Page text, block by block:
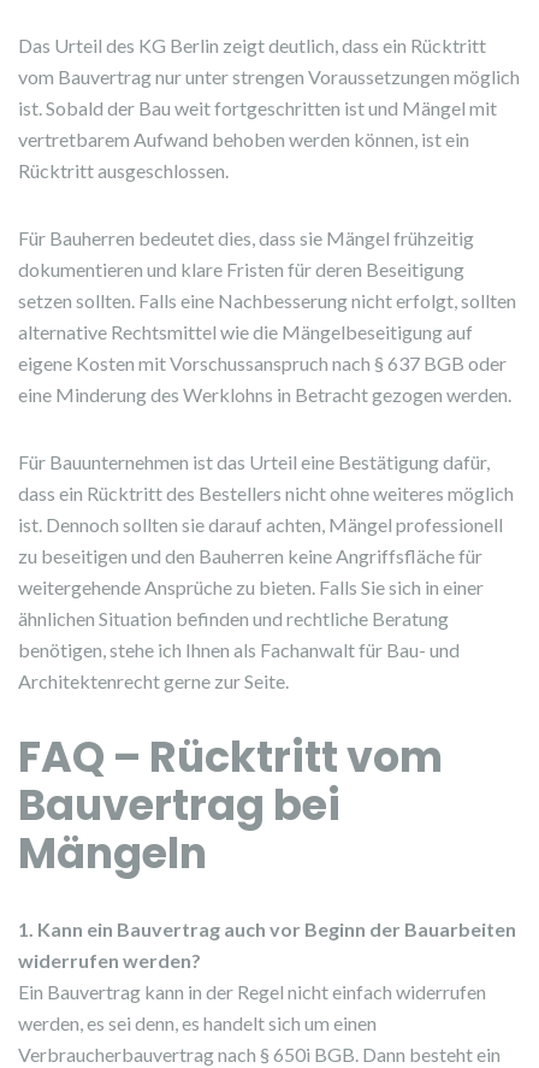
Das Urteil des KG Berlin zeigt deutlich, dass ein Rücktritt
vom Bauvertrag nur unter strengen Voraussetzungen möglich
ist. Sobald der Bau weit fortgeschritten ist und Mängel mit
vertretbarem Aufwand behoben werden können, ist ein
Rücktritt ausgeschlossen.
Für Bauherren bedeutet dies, dass sie Mängel frühzeitig
dokumentieren und klare Fristen für deren Beseitigung
setzen sollten. Falls eine Nachbesserung nicht erfolgt, sollten
alternative Rechtsmittel wie die Mängelbeseitigung auf
eigene Kosten mit Vorschussanspruch nach § 637 BGB oder
eine Minderung des Werklohns in Betracht gezogen werden.
Für Bauunternehmen ist das Urteil eine Bestätigung dafür,
dass ein Rücktritt des Bestellers nicht ohne weiteres möglich
ist. Dennoch sollten sie darauf achten, Mängel professionell
zu beseitigen und den Bauherren keine Angriffsfläche für
weitergehende Ansprüche zu bieten. Falls Sie sich in einer
ähnlichen Situation befinden und rechtliche Beratung
benötigen, stehe ich Ihnen als Fachanwalt für Bau- und
Architektenrecht gerne zur Seite.
FAQ – Rücktritt vom
Bauvertrag bei
Mängeln
1. Kann ein Bauvertrag auch vor Beginn der Bauarbeiten
widerrufen werden?
Ein Bauvertrag kann in der Regel nicht einfach widerrufen
werden, es sei denn, es handelt sich um einen
Verbraucherbauvertrag nach § 650i BGB. Dann besteht ein